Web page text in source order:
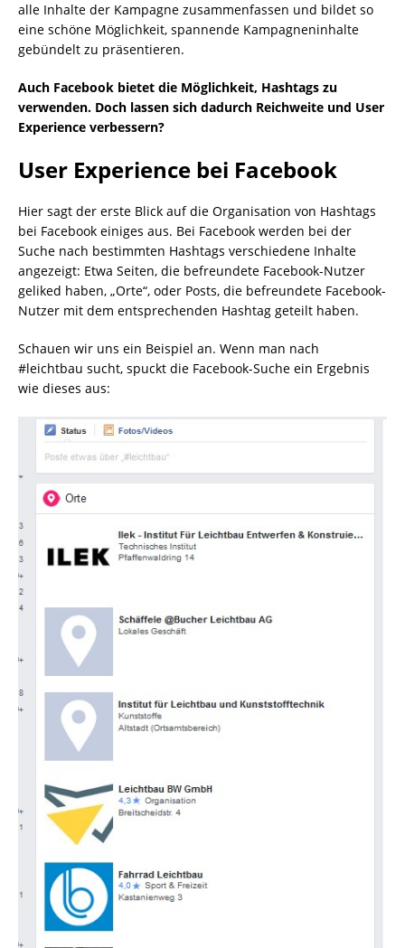
alle Inhalte der Kampagne zusammenfassen und bildet so
eine schöne Möglichkeit, spannende Kampagneninhalte
gebündelt zu präsentieren.
Auch Facebook bietet die Möglichkeit, Hashtags zu
verwenden. Doch lassen sich dadurch Reichweite und User
Experience verbessern?
User Experience bei Facebook
Hier sagt der erste Blick auf die Organisation von Hashtags
bei Facebook einiges aus. Bei Facebook werden bei der
Suche nach bestimmten Hashtags verschiedene Inhalte
angezeigt: Etwa Seiten, die befreundete Facebook-Nutzer
geliked haben, „Orte“, oder Posts, die befreundete Facebook-
Nutzer mit dem entsprechenden Hashtag geteilt haben.
Schauen wir uns ein Beispiel an. Wenn man nach
#leichtbau sucht, spuckt die Facebook-Suche ein Ergebnis
wie dieses aus: